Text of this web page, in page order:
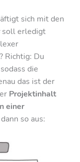
sich mit den
soll erledigt
Richtig: Du
die
das ist der
Projektinhalt
einer
so aus: